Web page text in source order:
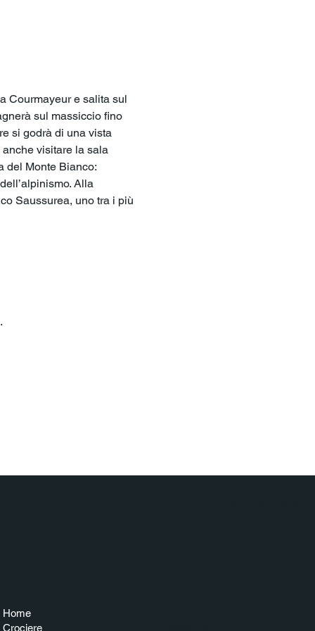
Courmayeur e salita sul
sul massiccio fino
si godrà di una vista
visitare la sala
del Monte Bianco:
Alla
Saussurea, uno tra i più
Home
Crociere